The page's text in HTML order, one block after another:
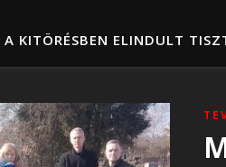
A KITÖRÉSBEN ELINDULT